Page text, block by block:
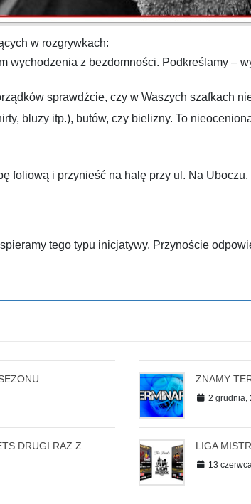
w rozgrywkach:
wychodzenia z bezdomności. Podkreślamy –
sprawdźcie, czy w Waszych szafkach
bluzy itp.), butów, czy bielizny. To
foliową i przynieść na halę przy ul. Na
tego typu inicjatywy. Przynoście
ZNAMY
2 grudnia,
DRUGI RAZ Z
LIGA
13